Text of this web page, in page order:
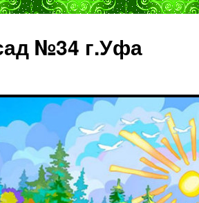
№34 г.Уфа